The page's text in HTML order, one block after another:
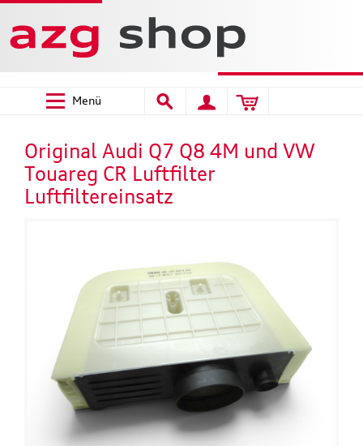
Menü
Original Audi Q7 Q8 4M und VW
Touareg CR Luftfilter
Luftfiltereinsatz